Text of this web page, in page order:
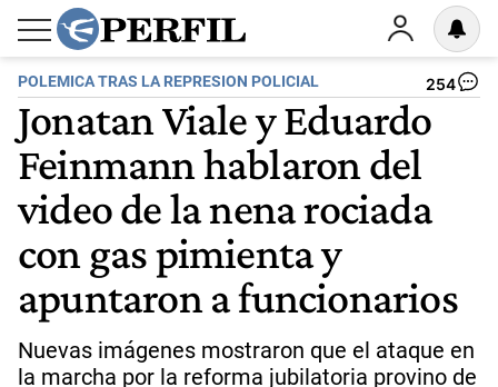
POLEMICA TRAS LA REPRESION POLICIAL 254
Jonatan Viale y Eduardo
Feinmann hablaron del
video de la nena rociada
con gas pimienta y
apuntaron a funcionarios
Nuevas imágenes mostraron que el ataque en
la marcha por la reforma jubilatoria provino de